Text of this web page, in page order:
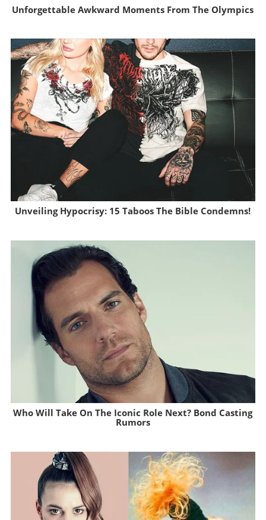
Unforgettable Awkward Moments From The Olympics
Unveiling Hypocrisy: 15 Taboos The Bible Condemns!
Who Will Take On The Iconic Role Next? Bond Casting
Rumors